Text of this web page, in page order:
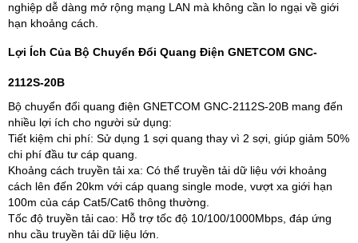
nghiệp dễ dàng mở rộng mạng LAN mà không cần lo ngại về giới
hạn khoảng cách.
Lợi Ích Của Bộ Chuyển Đổi Quang Điện GNETCOM GNC-
2112S-20B
Bộ chuyển đổi quang điện GNETCOM GNC-2112S-20B mang đến
nhiều lợi ích cho người sử dụng:
Tiết kiệm chi phí: Sử dụng 1 sợi quang thay vì 2 sợi, giúp giảm 50%
chi phí đầu tư cáp quang.
Khoảng cách truyền tải xa: Có thể truyền tải dữ liệu với khoảng
cách lên đến 20km với cáp quang single mode, vượt xa giới hạn
100m của cáp Cat5/Cat6 thông thường.
Tốc độ truyền tải cao: Hỗ trợ tốc độ 10/100/1000Mbps, đáp ứng
nhu cầu truyền tải dữ liệu lớn.